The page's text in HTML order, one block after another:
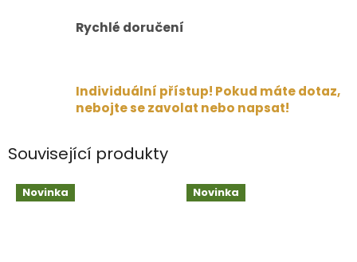
Rychlé doručení
Individuální přístup! Pokud máte dotaz,
nebojte se zavolat nebo napsat!
Související produkty
Novinka Novinka